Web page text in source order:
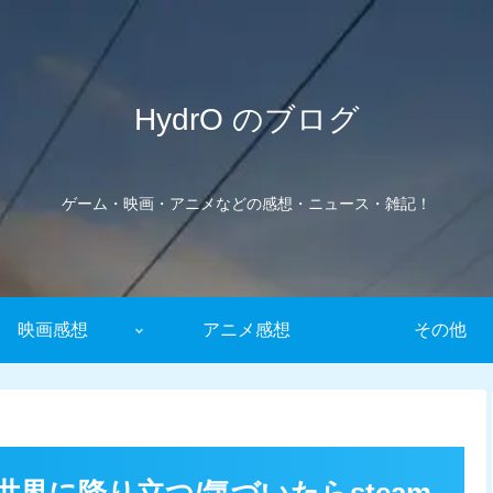
HydrO のブログ
ゲーム・映画・アニメなどの感想・ニュース・雑記！
映画感想 アニメ感想 その他